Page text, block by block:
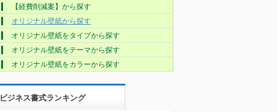
【経費削減案】から探す
オリジナル壁紙から探す
オリジナル壁紙をタイプから探す
オリジナル壁紙をテーマから探す
オリジナル壁紙をカラーから探す
ビジネス書式ランキング